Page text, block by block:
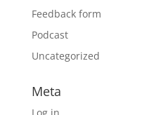
Feedback form
Podcast
Uncategorized
Meta